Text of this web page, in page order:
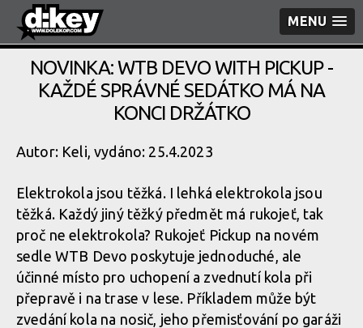
MENU
NOVINKA: WTB DEVO WITH PICKUP -
KAŽDÉ SPRÁVNÉ SEDÁTKO MÁ NA
KONCI DRŽÁTKO
Autor: Keli, vydáno: 25.4.2023
Elektrokola jsou těžká. I lehká elektrokola jsou
těžká. Každý jiný těžký předmět má rukojeť, tak
proč ne elektrokola? Rukojeť Pickup na novém
sedle WTB Devo poskytuje jednoduché, ale
účinné místo pro uchopení a zvednutí kola při
přepravě i na trase v lese. Příkladem může být
zvedání kola na nosič, jeho přemisťování po garáži